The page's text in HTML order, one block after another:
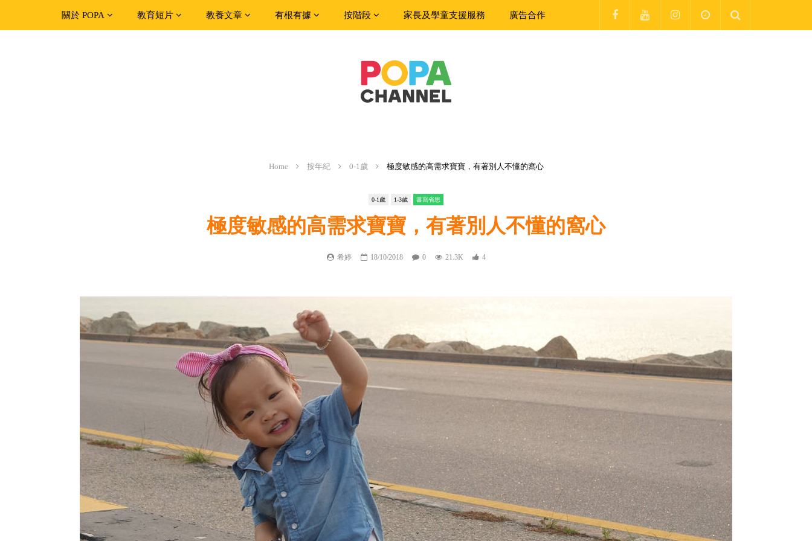
關於 POPA 教育短片 教養文章 有根有據 按階段 家長及學童支援服務 廣告合作
Home 按年紀 0-1歲 極度敏感的高需求寶寶，有著別人不懂的窩心
0-1歲 1-3歲 書寫省思
極度敏感的高需求寶寶，有著別人不懂的窩心
希婷 18/10/2018 0 21.3K 4